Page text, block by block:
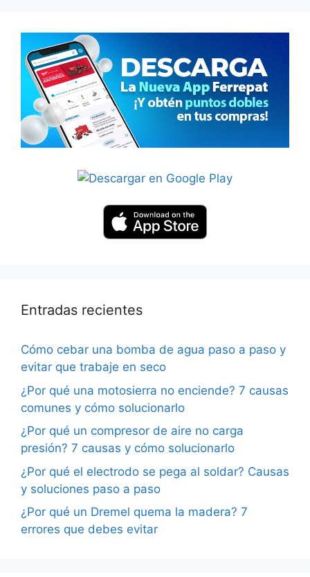
Entradas recientes
Cómo cebar una bomba de agua paso a paso y
evitar que trabaje en seco
¿Por qué una motosierra no enciende? 7 causas
comunes y cómo solucionarlo
¿Por qué un compresor de aire no carga
presión? 7 causas y cómo solucionarlo
¿Por qué el electrodo se pega al soldar? Causas
y soluciones paso a paso
¿Por qué un Dremel quema la madera? 7
errores que debes evitar